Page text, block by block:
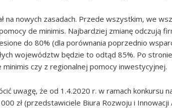
na nowych zasadach. Przede wszystkim, we
de minimis. Najbardziej zmianę odczują
do 80% (dla porównania poprzednio
województw będzie to odtąd 85%. Po
czy z regionalnej pomocy inwestycyjnej.
uwagę, że od 1.4.2020 r. w ramach konkursu
zł (przedstawiciele Biura Rozwoju i Innowacji